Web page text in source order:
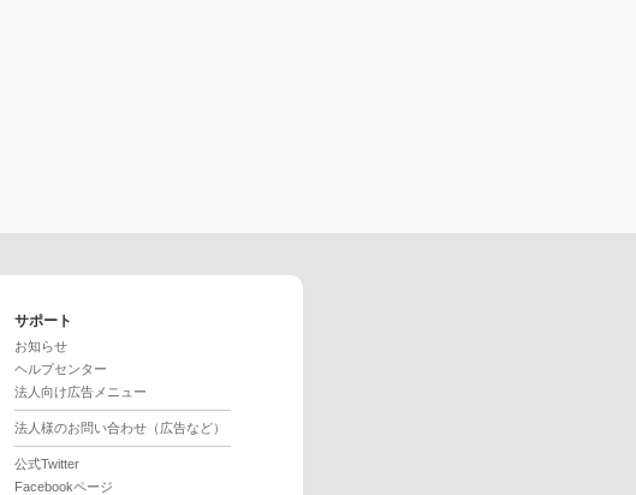
サポート
お知らせ
ヘルプセンター
法人向け広告メニュー
法人様のお問い合わせ（広告など）
公式Twitter
Facebookページ